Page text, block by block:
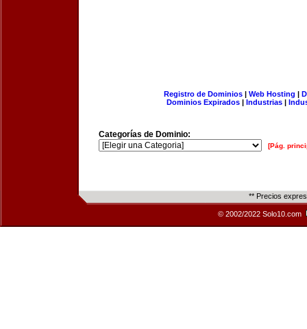
Registro de Dominios| Web Hosting |
Dominios Expirados | Industrias |
Categorías de Dominio:
[Pág.
** Precios
© 2002/2022 Solo10.com